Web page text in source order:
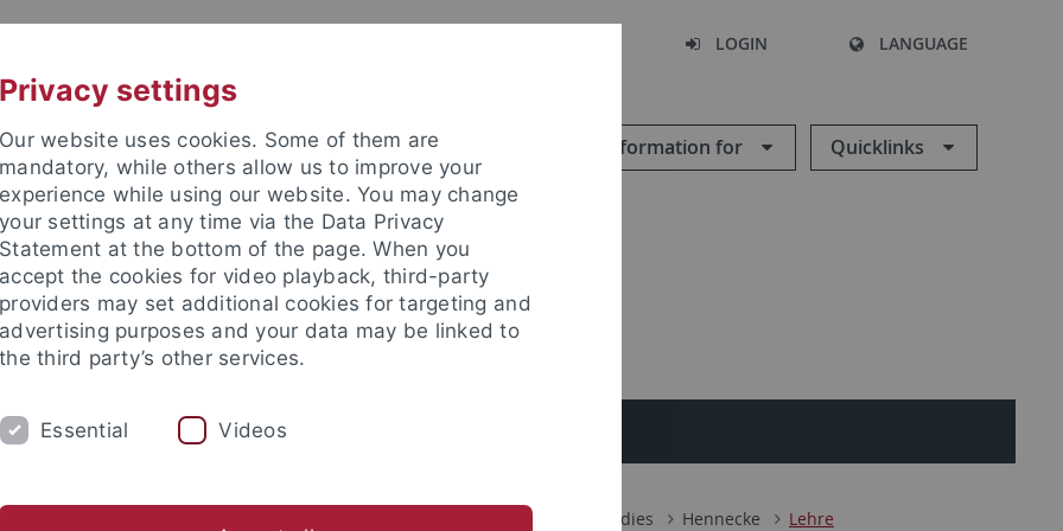
LOGIN LANGUAGE
Information for Quicklinks
RESEARCH CONTACT
Department of Romance Studies Hennecke Lehre
Privacy settings
Our website uses cookies. Some of them are
mandatory, while others allow us to improve your
experience while using our website. You may change
your settings at any time via the Data Privacy
Statement at the bottom of the page. When you
accept the cookies for video playback, third-party
providers may set additional cookies for targeting and
advertising purposes and your data may be linked to
the third party’s other services.
Essential Videos